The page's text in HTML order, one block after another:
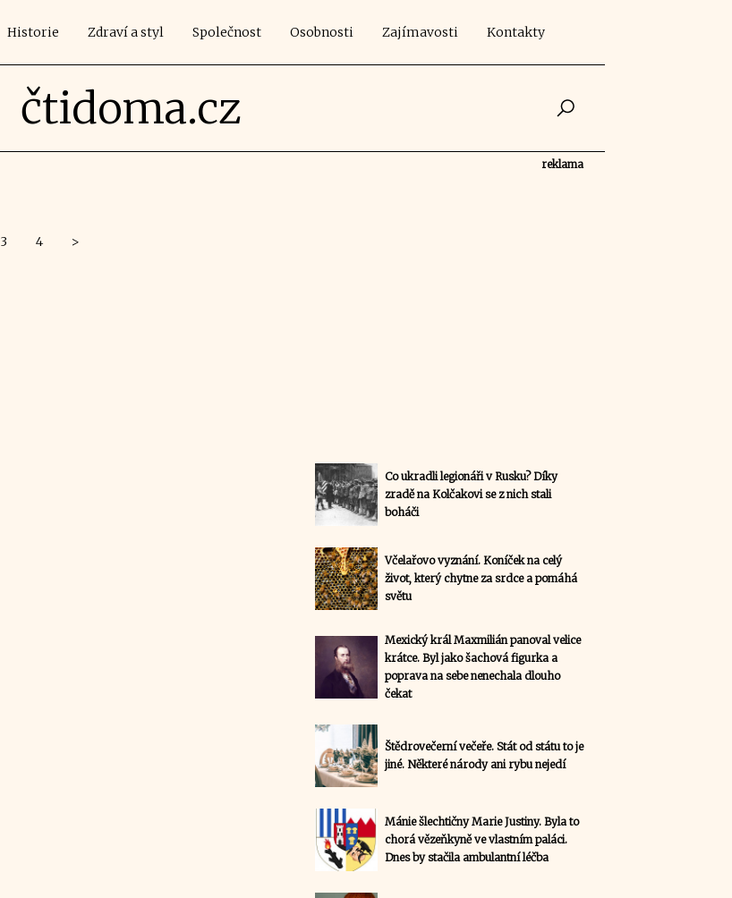
Historie Zdraví a styl Společnost Osobnosti Zajímavosti Kontakty
čtidoma.cz
3 4 >
reklama
Co ukradli legionáři v Rusku? Díky
zradě na Kolčakovi se z nich stali
boháči
Včelařovo vyznání. Koníček na celý
život, který chytne za srdce a pomáhá
světu
Mexický král Maxmilián panoval velice
krátce. Byl jako šachová figurka a
poprava na sebe nenechala dlouho
čekat
Štědrovečerní večeře. Stát od státu to je
jiné. Některé národy ani rybu nejedí
Mánie šlechtičny Marie Justiny. Byla to
chorá vězeňkyně ve vlastním paláci.
Dnes by stačila ambulantní léčba